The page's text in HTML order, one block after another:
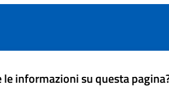
informazioni su questa